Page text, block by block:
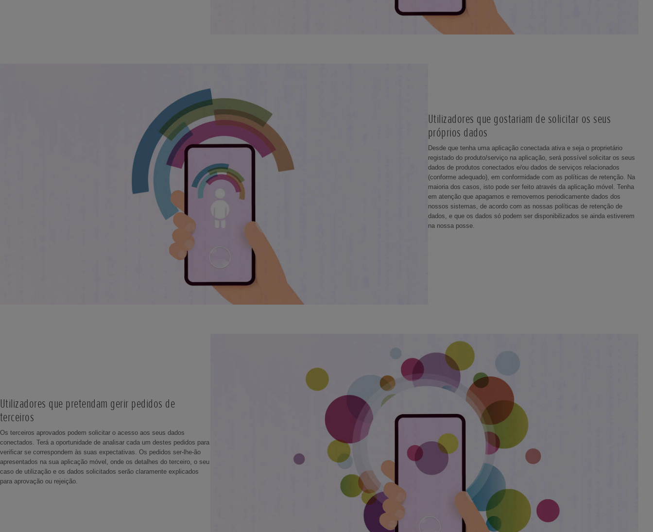
Utilizadores que gostariam de solicitar os seus
próprios dados
Desde que tenha uma aplicação conectada ativa e seja o proprietário
registado do produto/serviço na aplicação, será possível solicitar os seus
dados de produtos conectados e/ou dados de serviços relacionados
(conforme adequado), em conformidade com as políticas de retenção. Na
maioria dos casos, isto pode ser feito através da aplicação móvel. Tenha
em atenção que apagamos e removemos periodicamente dados dos
nossos sistemas, de acordo com as nossas políticas de retenção de
dados, e que os dados só podem ser disponibilizados se ainda estiverem
na nossa posse.
Utilizadores que pretendam gerir pedidos de
terceiros
Os terceiros aprovados podem solicitar o acesso aos seus dados
conectados. Terá a oportunidade de analisar cada um destes pedidos para
verificar se correspondem às suas expectativas. Os pedidos ser-lhe-ão
apresentados na sua aplicação móvel, onde os detalhes do terceiro, o seu
caso de utilização e os dados solicitados serão claramente explicados
para aprovação ou rejeição.